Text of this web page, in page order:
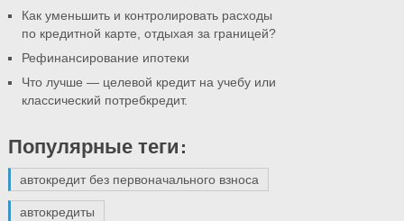
Как уменьшить и контролировать расходы
по кредитной карте, отдыхая за границей?
Рефинансирование ипотеки
Что лучше — целевой кредит на учебу или
классический потребкредит.
Популярные теги:
автокредит без первоначального взноса
автокредиты